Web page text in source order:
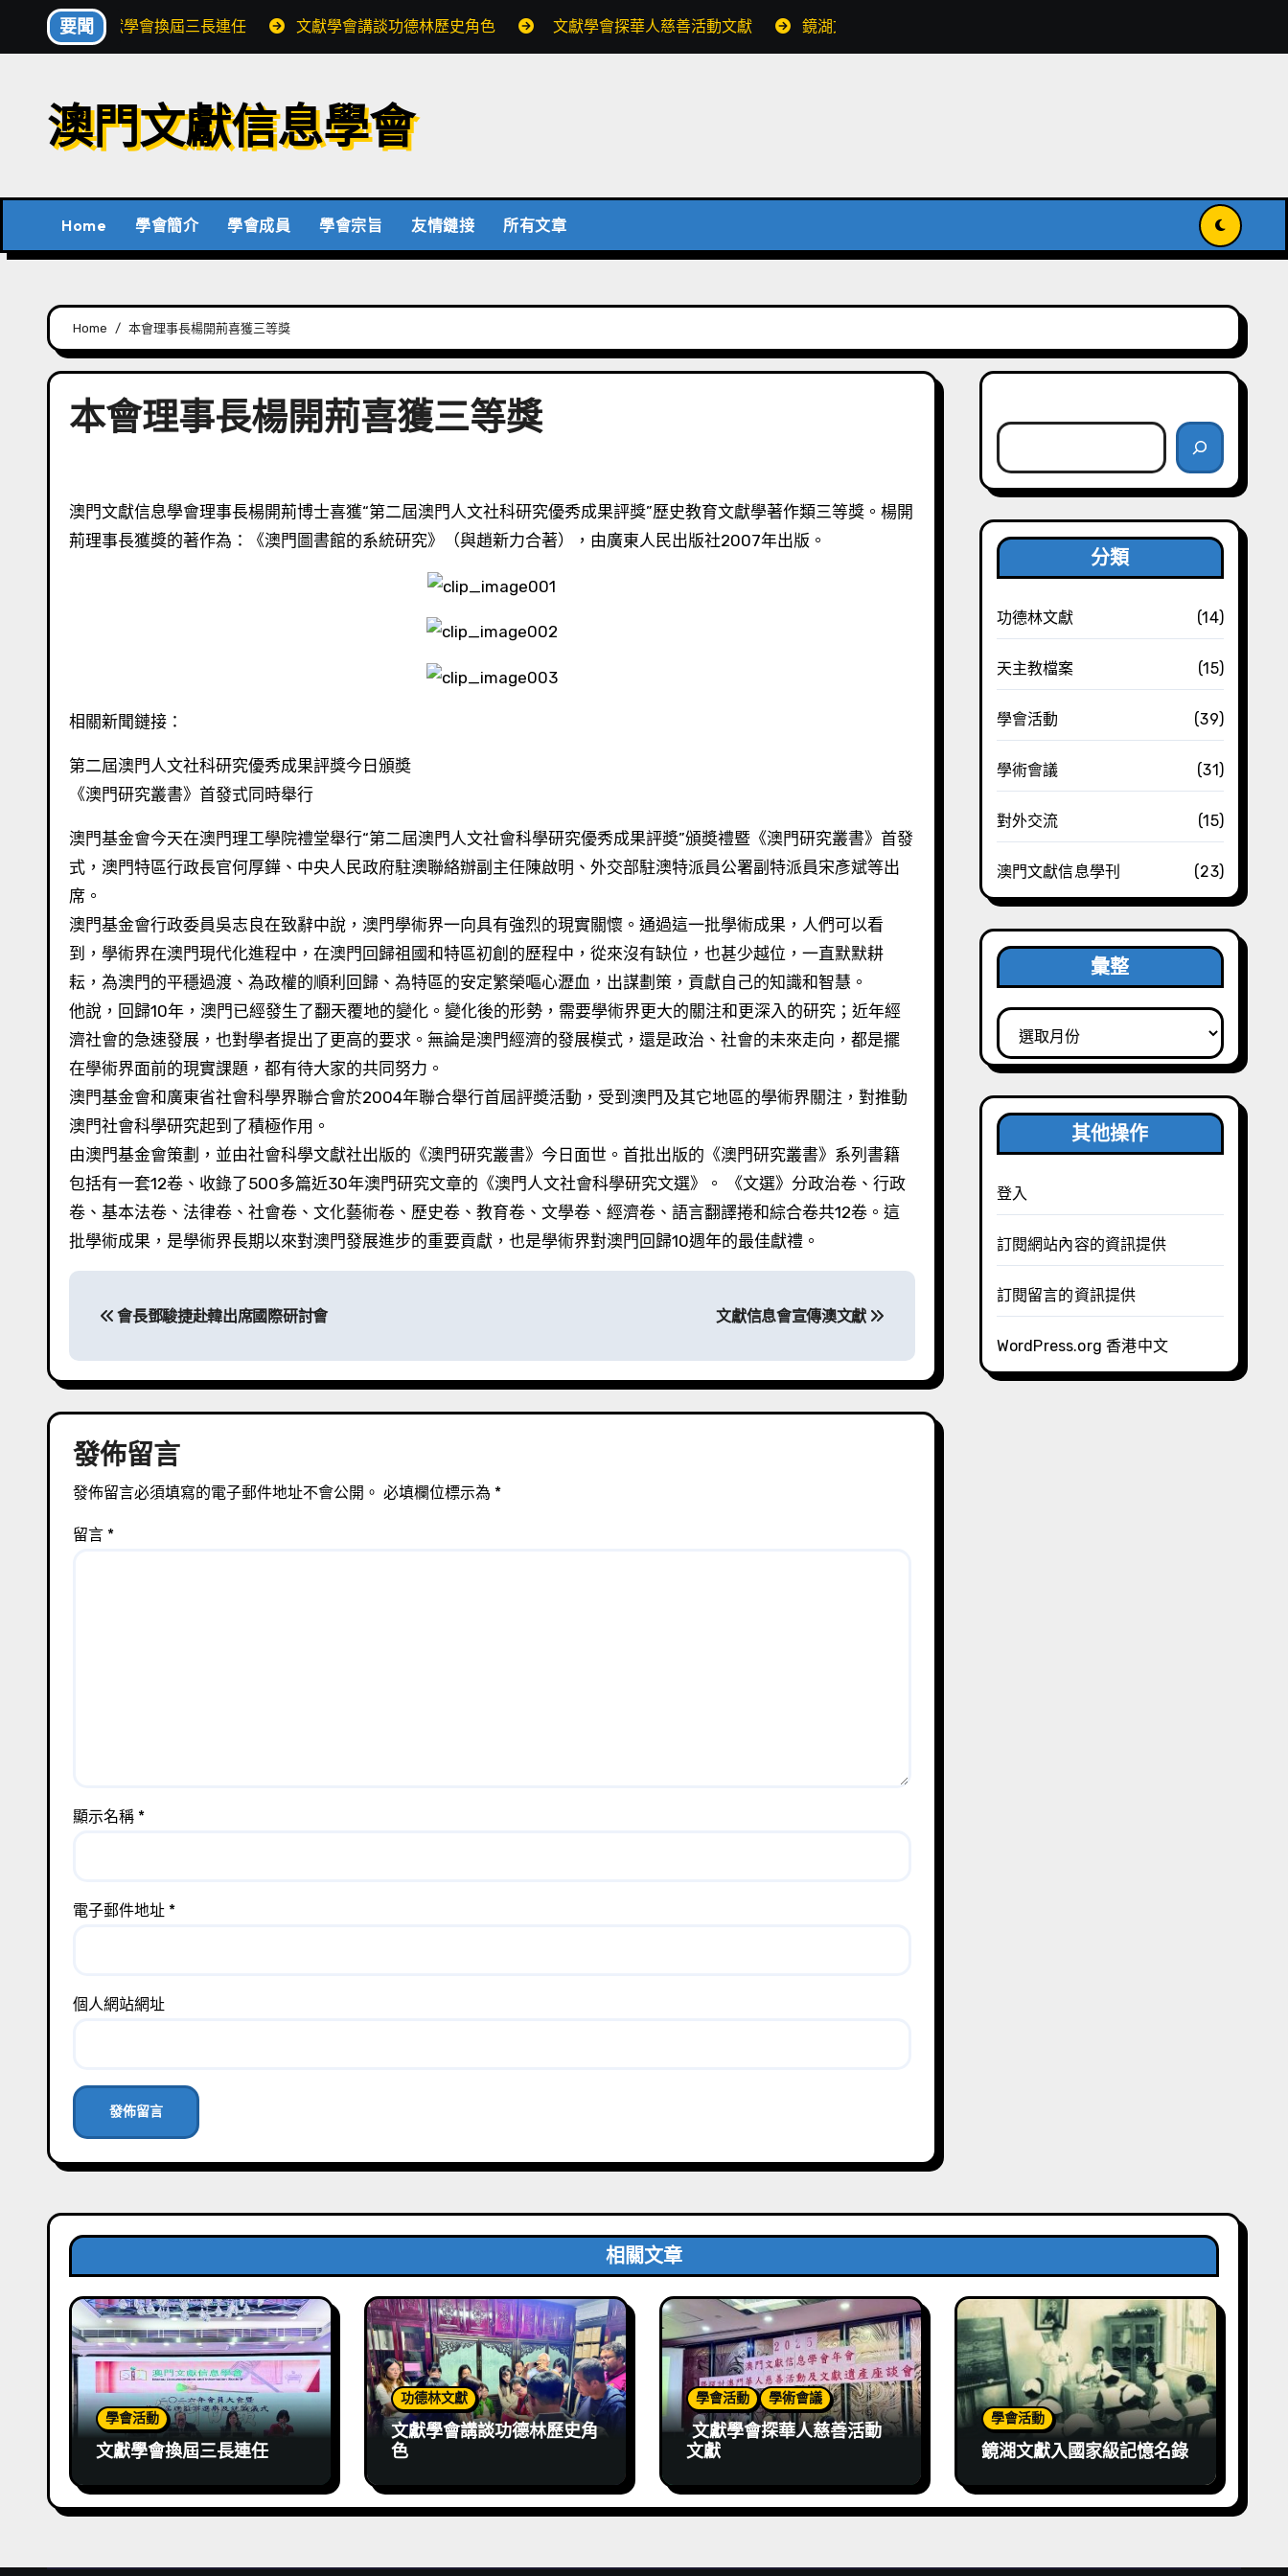
要聞 文獻學會換屆三長連任 文獻學會講談功德林歷史角色 文獻學會探華人慈善活動文獻 鏡湖文獻入國家級記憶名錄
澳門文獻信息學會
Home 學會簡介 學會成員 學會宗旨 友情鏈接 所有文章
Home 本會理事長楊開荊喜獲三等獎
本會理事長楊開荊喜獲三等獎
澳門文獻信息學會理事長楊開荊博士喜獲“第二屆澳門人文社科研究優秀成果評獎”歷史教育文獻學著作類三等獎。楊開
荊理事長獲獎的著作為：《澳門圖書館的系統研究》（與趙新力合著），由廣東人民出版社2007年出版。
相關新聞鏈接：
第二屆澳門人文社科研究優秀成果評獎今日頒奬
《澳門研究叢書》首發式同時舉行
澳門基金會今天在澳門理工學院禮堂舉行“第二屆澳門人文社會科學研究優秀成果評奬”頒奬禮暨《澳門研究叢書》首發
式，澳門特區行政長官何厚鏵、中央人民政府駐澳聯絡辦副主任陳啟明、外交部駐澳特派員公署副特派員宋彥斌等出
席。
澳門基金會行政委員吳志良在致辭中說，澳門學術界一向具有強烈的現實關懷。通過這一批學術成果，人們可以看
到，學術界在澳門現代化進程中，在澳門回歸祖國和特區初創的歷程中，從來沒有缺位，也甚少越位，一直默默耕
耘，為澳門的平穩過渡、為政權的順利回歸、為特區的安定繁榮嘔心瀝血，出謀劃策，貢獻自己的知識和智慧。
他說，回歸10年，澳門已經發生了翻天覆地的變化。變化後的形勢，需要學術界更大的關注和更深入的研究；近年經
濟社會的急速發展，也對學者提出了更高的要求。無論是澳門經濟的發展模式，還是政治、社會的未來走向，都是擺
在學術界面前的現實課題，都有待大家的共同努力。
澳門基金會和廣東省社會科學界聯合會於2004年聯合舉行首屆評奬活動，受到澳門及其它地區的學術界關注，對推動
澳門社會科學研究起到了積極作用。
由澳門基金會策劃，並由社會科學文獻社出版的《澳門研究叢書》今日面世。首批出版的《澳門研究叢書》系列書籍
包括有一套12卷、收錄了500多篇近30年澳門研究文章的《澳門人文社會科學研究文選》。 《文選》分政治卷、行政
卷、基本法卷、法律卷、社會卷、文化藝術卷、歷史卷、教育卷、文學卷、經濟卷、語言翻譯捲和綜合卷共12卷。這
批學術成果，是學術界長期以來對澳門發展進步的重要貢獻，也是學術界對澳門回歸10週年的最佳獻禮。
文
導
覽
會長鄧駿捷赴韓出席國際研討會 文獻信息會宣傳澳文獻
發佈留言
發佈留言必須填寫的電子郵件地址不會公開。 必填欄位標示為 *
留言 *
顯示名稱 *
電子郵件地址 *
個人網站網址
分類
功德林文獻 (14)
天主教檔案 (15)
學會活動 (39)
學術會議 (31)
對外交流 (15)
澳門文獻信息學刊 (23)
彙整
彙
整
其他操作
登入
訂閱網站內容的資訊提供
訂閱留言的資訊提供
WordPress.org 香港中文
相關文章
學會活動
文獻學會換屆三長連任
功德林文獻
文獻學會講談功德林歷史角
色
學會活動 學術會議
文獻學會探華人慈善活動
文獻
學會活動
鏡湖文獻入國家級記憶名錄